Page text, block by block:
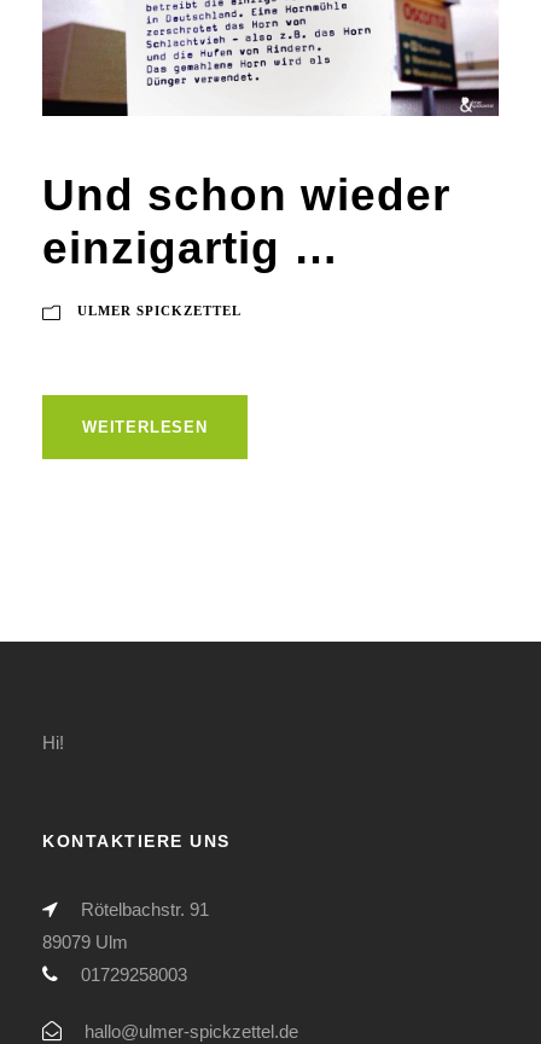
Und schon wieder
einzigartig …
ULMER SPICKZETTEL
WEITERLESEN
Hi!
KONTAKTIERE UNS
Rötelbachstr. 91
89079 Ulm
01729258003
hallo@ulmer-spickzettel.de